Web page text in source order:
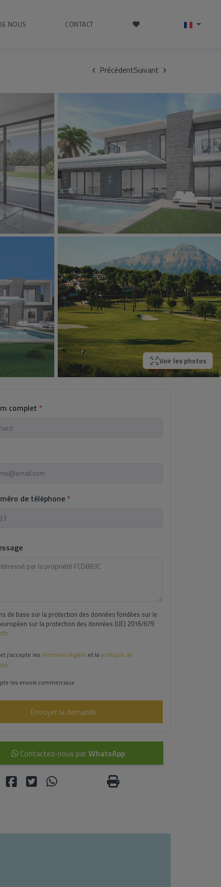
NOUS CONTACT
PrécédentSuivant
Voir les photos
complet *
de téléphone *
de base sur la protection des données fondées sur le
sur la protection des données (UE) 2016/679
j'accepte les mentions légales et la politique de
les envois commerciaux
Envoyer la demande
Contactez-nous parWhatsApp